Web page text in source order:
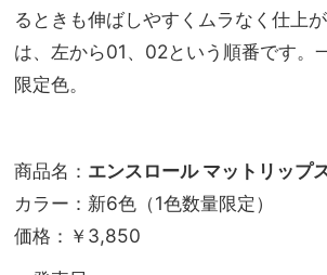
るときも伸ばしやすくムラなく仕上
は、左から01、02という順番です。
限定色。
商品名： エンスロール マットリップ
カラー：新6色（1色数量限定）
価格：￥3,850